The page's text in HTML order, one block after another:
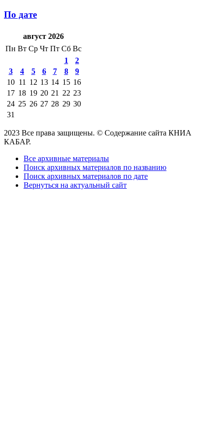
По дате
август 2026
Пн Вт Ср Чт Пт Сб Вс
1
2
3
4 5 6 7 8
9
10 11 12 13 14 15 16
17 18 19 20 21 22 23
24 25 26 27 28 29 30
31
2023 Все права защищены. © Содержание сайта КНИА
КАБАР.
Все архивные материалы
Поиск архивных материалов по названию
Поиск архивных материалов по дате
Вернуться на актуальный сайт